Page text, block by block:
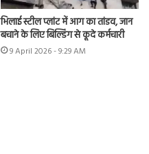
भिलाई स्टील प्लांट में आग का तांडव, जान
बचाने के लिए बिल्डिंग से कूदे कर्मचारी
9 April 2026 - 9:29 AM